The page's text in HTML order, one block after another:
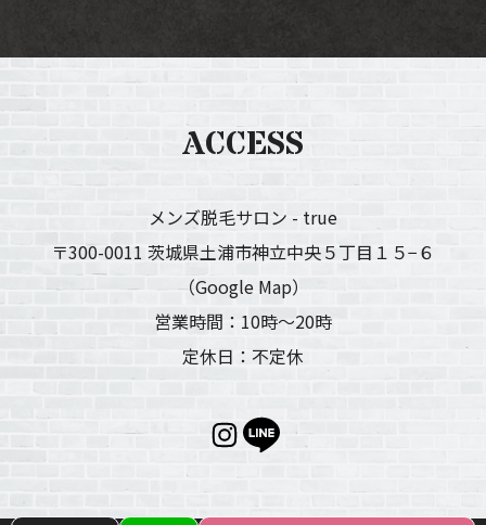
ACCESS
メンズ脱毛サロン - true
〒300-0011 茨城県土浦市神立中央５丁目１５−６
（Google Map）
営業時間：10時〜20時
定休日：不定休